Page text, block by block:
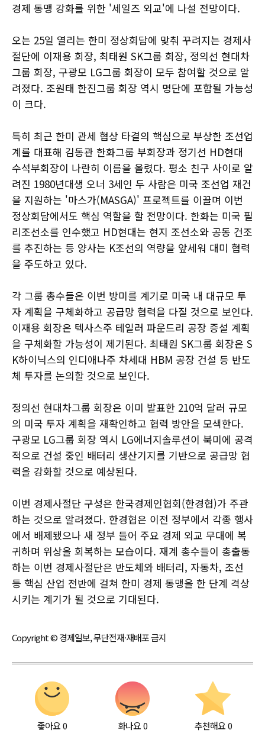
경제 동맹 강화를 위한 '세일즈 외교'에 나설 전망이다.
오는 25일 열리는 한미 정상회담에 맞춰 꾸려지는 경제사
절단에 이재용 회장, 최태원 SK그룹 회장, 정의선 현대차
그룹 회장, 구광모 LG그룹 회장이 모두 참여할 것으로 알
려졌다. 조원태 한진그룹 회장 역시 명단에 포함될 가능성
이 크다.
특히 최근 한미 관세 협상 타결의 핵심으로 부상한 조선업
계를 대표해 김동관 한화그룹 부회장과 정기선 HD현대
수석부회장이 나란히 이름을 올렸다. 평소 친구 사이로 알
려진 1980년대생 오너 3세인 두 사람은 미국 조선업 재건
을 지원하는 '마스가(MASGA)' 프로젝트를 이끌며 이번
정상회담에서도 핵심 역할을 할 전망이다. 한화는 미국 필
리조선소를 인수했고 HD현대는 현지 조선소와 공동 건조
를 추진하는 등 양사는 K조선의 역량을 앞세워 대미 협력
을 주도하고 있다.
각 그룹 총수들은 이번 방미를 계기로 미국 내 대규모 투
자 계획을 구체화하고 공급망 협력을 다질 것으로 보인다.
이재용 회장은 텍사스주 테일러 파운드리 공장 증설 계획
을 구체화할 가능성이 제기된다. 최태원 SK그룹 회장은 S
K하이닉스의 인디애나주 차세대 HBM 공장 건설 등 반도
체 투자를 논의할 것으로 보인다.
정의선 현대차그룹 회장은 이미 발표한 210억 달러 규모
의 미국 투자 계획을 재확인하고 협력 방안을 모색한다.
구광모 LG그룹 회장 역시 LG에너지솔루션이 북미에 공격
적으로 건설 중인 배터리 생산기지를 기반으로 공급망 협
력을 강화할 것으로 예상된다.
이번 경제사절단 구성은 한국경제인협회(한경협)가 주관
하는 것으로 알려졌다. 한경협은 이전 정부에서 각종 행사
에서 배제됐으나 새 정부 들어 주요 경제 외교 무대에 복
귀하며 위상을 회복하는 모습이다. 재계 총수들이 총출동
하는 이번 경제사절단은 반도체와 배터리, 자동차, 조선
등 핵심 산업 전반에 걸쳐 한미 경제 동맹을 한 단계 격상
시키는 계기가 될 것으로 기대된다.
Copyright © 경제일보, 무단전재·재배포 금지
좋아요0 화나요0 추천해요 0